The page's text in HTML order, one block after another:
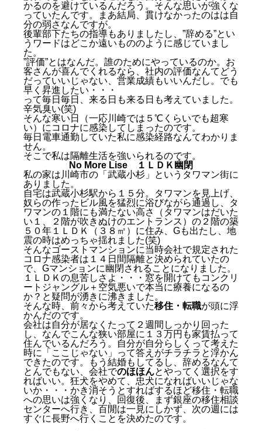
かるのを避けているんだろう。そんな思いが強くな
っていたんです。まあ結局、貫けなかったのはは自
分の弱さなんですが。
後輩部下たちの指導もありましたし、”辞める”とい
うワードはどこか遠いもののように感じていまし
た。
”評価”とはなんだ。誰のためにやっているのか。お
客さんが喜んでくれるなら、社内の評価なんてどう
だっていいじゃない、営業成績もいいんだし。でも
早く昇進したい・・・
って毎日毎日、来る日も来る日も考えていました。
辛気臭い(笑)
そんな寒い日（一応川崎では５℃くらいでも超寒
い）にコロナに感染してしまったのです。
毎日電車通勤していた私に感染経路なんてわかりま
せん。
そこで私は隔離生活を強いられるのです。
No More Lise １ＬＤＫ幽閉
私の家は川崎市の「武蔵小杉」というタワマン街に
ありました。
自宅は武蔵小杉駅から１５分。タワマンを見上げ、
奴らの作ったビル風を猛烈に浴びながら通過し、タ
ワマンの１階にも満たない高さ（タワマンはだいた
い１、２階が吹きぬけのエントランス）の２階の築
５０年１ＬＤＫ（３８㎡）に住み、Gも出たし、地
震の時はめっちゃ揺れました(笑)
そんなゴーストマンションに当時会社で規定された
コロナ感染者は１４日間隔離と決められていたの
で、Gマンションに幽閉されることになりました。
１ＬＤＫの息苦しさよ・・・窓を開けてもコンクリ
ートジャングル＋空気悪いで本当に療養になるの
か？と疑問が湧きに沸きました。
そんな時、前々から考えていた移住・転職が頭に浮
かんだのです。
会社は自分が居なくたって２週間しっかり回った
し、なんでこんな狭い部屋に１３万円も家賃払って
住んでいるんだろう。自分が自分らしくって考えた
時に「ここじゃない」って答えがチラチラと浮かん
できたのです。もう結婚もしてるし、辞めるなんて
とんでもない、会社でのほほんとやってく選択をす
ればいい。狂犬をやめて、忠犬になればいいじゃな
いか・・・かき消そうとすればするほど移住・転職
への思いは強くなり、回復後、まず銀座の移住相談
センターへ行き、百閒は一見にしかず、次の週には
すぐに長野へ行くことを決めたのです。